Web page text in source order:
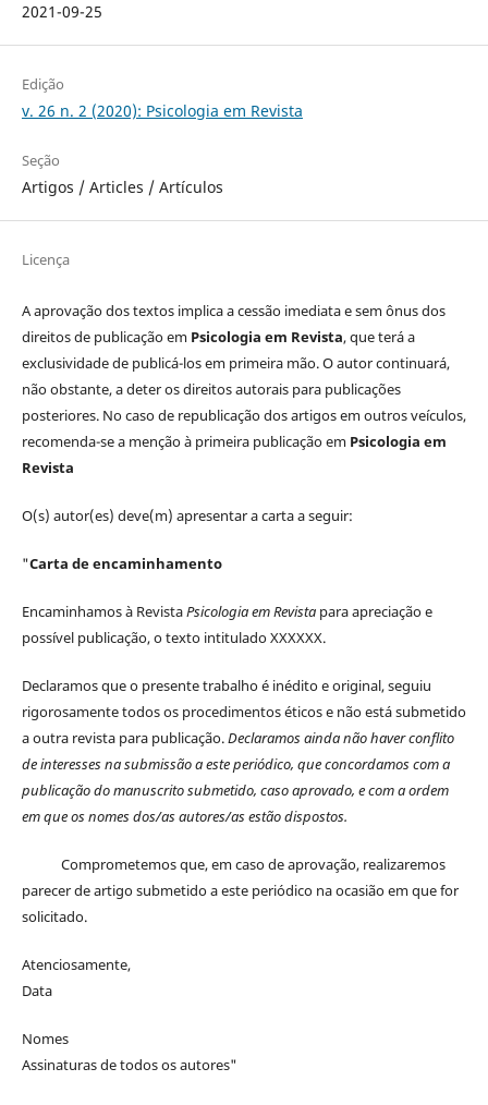
2021-09-25
Edição
v. 26 n. 2 (2020): Psicologia em Revista
Seção
Artigos / Articles / Artículos
Licença
A aprovação dos textos implica a cessão imediata e sem ônus dos
direitos de publicação em Psicologia em Revista, que terá a
exclusividade de publicá-los em primeira mão. O autor continuará,
não obstante, a deter os direitos autorais para publicações
posteriores. No caso de republicação dos artigos em outros veículos,
recomenda-se a menção à primeira publicação em Psicologia em
Revista
O(s) autor(es) deve(m) apresentar a carta a seguir:
"Carta de encaminhamento
Encaminhamos à RevistaPsicologia em Revistapara apreciação e
possível publicação, o texto intitulado XXXXXX.
Declaramos que o presente trabalho é inédito e original, seguiu
rigorosamente todos os procedimentos éticos e não está submetido
a outra revista para publicação.Declaramos ainda não haver conflito
de interesses na submissão a este periódico, que concordamos com a
publicação do manuscrito submetido, caso aprovado, e com a ordem
em que os nomes dos/as autores/as estão dispostos.
Comprometemos que, em caso de aprovação, realizaremos
parecer de artigo submetido a este periódico na ocasião em que for
solicitado.
Atenciosamente,
Data
Nomes
Assinaturas de todos os autores"